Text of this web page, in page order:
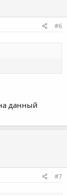
#6
данный
#7